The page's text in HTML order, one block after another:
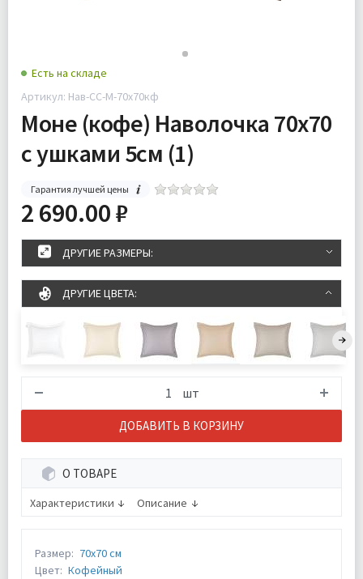
Есть на складе
Артикул: Нав-СС-М-70х70кф
Моне (кофе) Наволочка 70х70
с ушками 5см (1)
Гарантия лучшей цены
2 690.00 ₽
ДРУГИЕ РАЗМЕРЫ:
ДРУГИЕ ЦВЕТА:
шт
ДОБАВИТЬ В КОРЗИНУ
О ТОВАРЕ
Характеристики Описание
Размер: 70х70 см
Цвет: Кофейный